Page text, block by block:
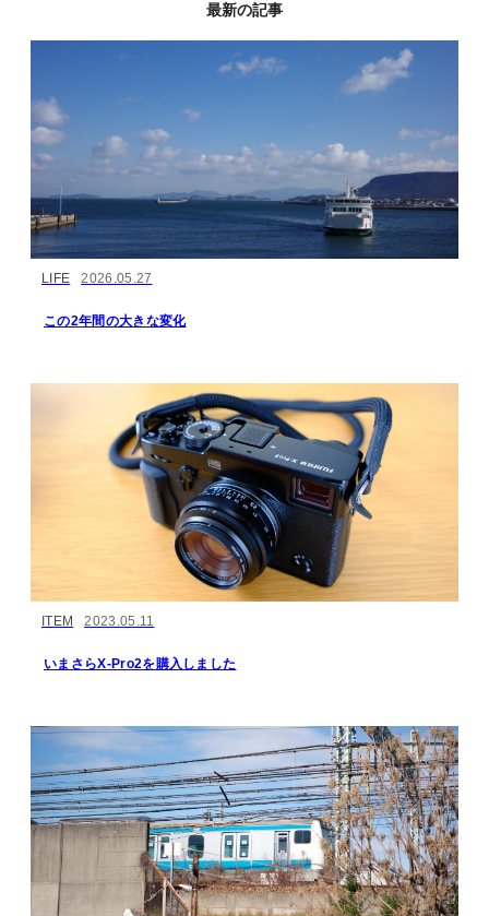
最新の記事
LIFE 2026.05.27
この2年間の大きな変化
ITEM 2023.05.11
いまさらX-Pro2を購入しました